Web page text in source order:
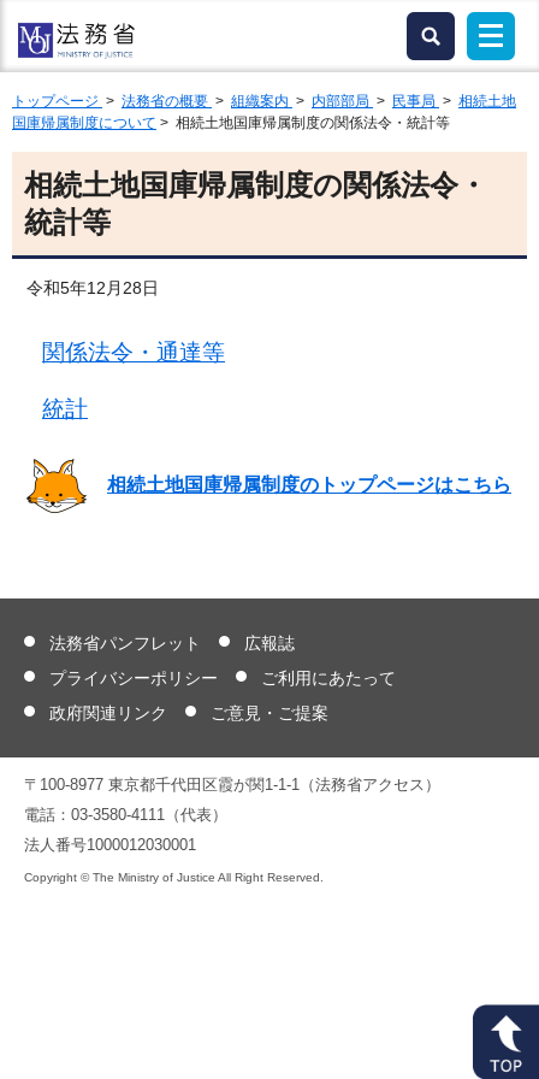
トップページ > 法務省の概要 > 組織案内 > 内部部局 > 民事局 > 相続土地
国庫帰属制度について > 相続土地国庫帰属制度の関係法令・統計等
相続土地国庫帰属制度の関係法令・
統計等
令和5年12月28日
関係法令・通達等
統計
相続土地国庫帰属制度のトップページはこちら
法務省パンフレット
広報誌
プライバシーポリシー
ご利用にあたって
政府関連リンク
ご意見・ご提案
〒100-8977 東京都千代田区霞が関1-1-1（法務省アクセス）
電話：03-3580-4111（代表）
法人番号1000012030001
Copyright © The Ministry of Justice All Right Reserved.